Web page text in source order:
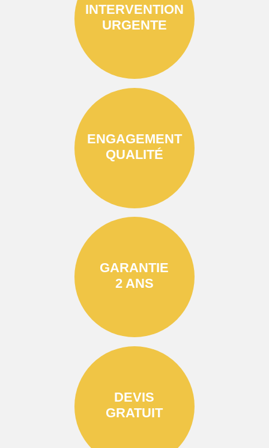
INTERVENTION
URGENTE
ENGAGEMENT
QUALITÉ
GARANTIE
2 ANS
DEVIS
GRATUIT